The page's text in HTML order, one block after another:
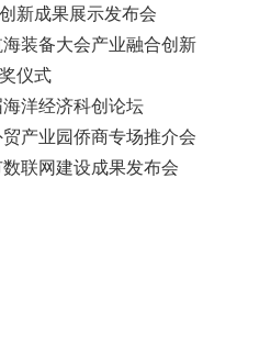
新成果展示发布会
装备大会产业融合创新
仪式
洋经济科创论坛
产业园侨商专场推介会
联网建设成果发布会